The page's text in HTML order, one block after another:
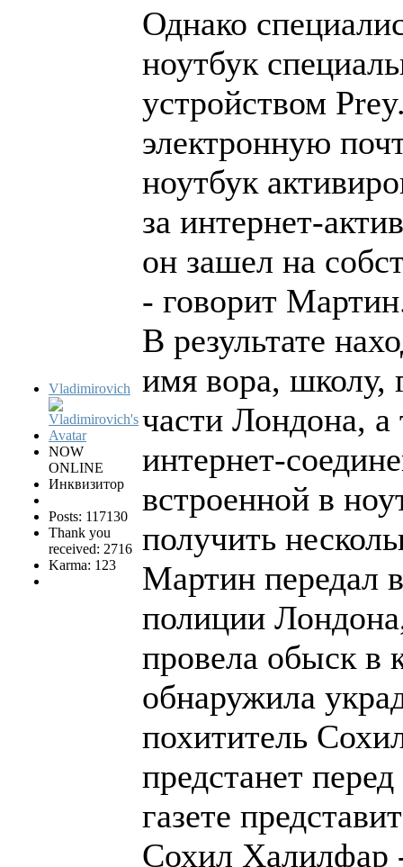
Vladimirovich
NOW
ONLINE
Инквизитор
Posts: 117130
Thank you
received: 2716
Karma: 123
Однако
ноутбук
устройством
электронную
ноутбук
за интернет-
он зашел на
- говорит
В результате
имя вора, школу,
части Лондона,
интернет-
встроенной в
получить
Мартин передал
полиции
провела обыск в
обнаружила
похититель
предстанет
газете
Сохил Халилфар